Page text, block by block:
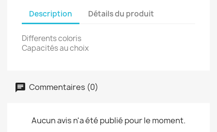
Description Détails du produit
Differents coloris
Capacités au choix
Commentaires (0)
Aucun avis n'a été publié pour le moment.